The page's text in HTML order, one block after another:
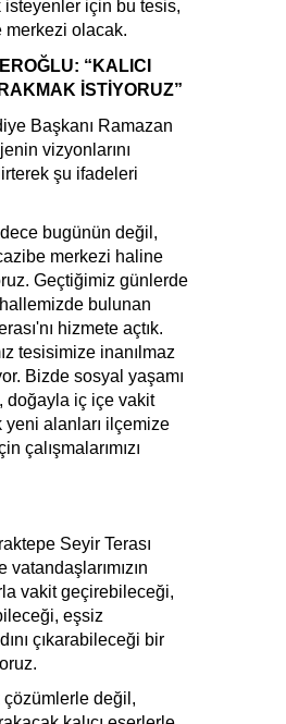
için bu tesis,
merkezi olacak.
“KALICI
İSTİYORUZ”
Başkanı Ramazan
vizyonlarını
şu ifadeleri
bugünün değil,
merkezi haline
Geçtiğimiz günlerde
bulunan
hizmete açtık.
tesisimize inanılmaz
Bizde sosyal yaşamı
doğayla iç içe vakit
alanları ilçemize
çalışmalarımızı
Seyir Terası
vakit geçirebileceği,
eşsiz
çıkarabileceği bir
değil,